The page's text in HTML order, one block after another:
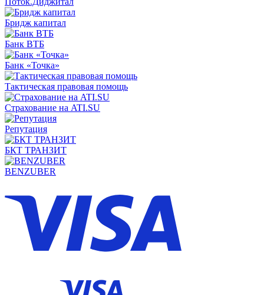
Бридж капитал
Банк ВТБ
Банк «Точка»
Тактическая правовая помощь
Страхование на ATI.SU
Репутация
БКТ ТРАНЗИТ
BENZUBER